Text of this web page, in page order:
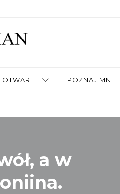
OTWARTE POZNAJ MNIE
a w